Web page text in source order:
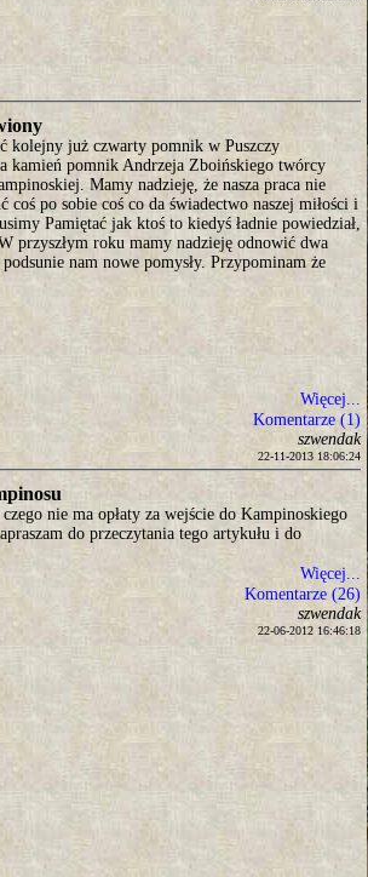
kolejny już czwarty pomnik w Puszczy
kamień pomnik Andrzeja Zboińskiego twórcy
Mamy nadzieję, że nasza praca nie
coś po sobie coś co da świadectwo naszej miłości i
Pamiętać jak ktoś to kiedyś ładnie powiedział,
przyszłym roku mamy nadzieję odnowić dwa
nam nowe pomysły. Przypominam że
Więcej...
Komentarze (1)
szwendak
22-11-2013 18:06:24
nie ma opłaty za wejście do Kampinoskiego
do przeczytania tego artykułu i do
Więcej...
Komentarze (26)
szwendak
22-06-2012 16:46:18